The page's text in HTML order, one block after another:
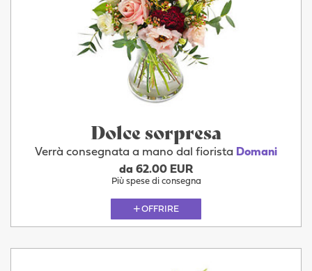
Dolce sorpresa
Verrà consegnata a mano dal fiorista Domani
da 62.00 EUR
Più spese di consegna
OFFRIRE